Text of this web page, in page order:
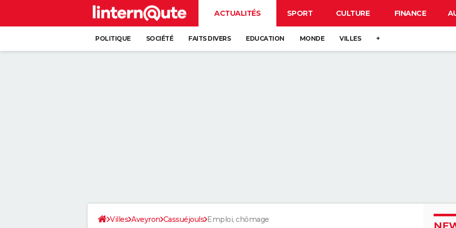
ACTUALITÉS SPORT CULTURE FINANCE
POLITIQUE SOCIÉTÉ FAITS DIVERS EDUCATION MONDE VILLES +
Villes Aveyron Cassuéjouls Emploi, chômage